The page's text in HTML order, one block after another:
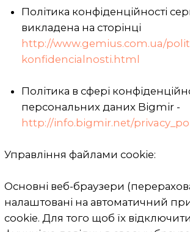
Однак, не дивлячись на всі зусилля,
Компанія не може гарантувати
абсолютну захищеність від будь-яких
загроз, що виникають поза межами
регулювання Компанії.
Компанія забезпечує застосування
всіх відповідних зобов'язань щодо
дотримання конфіденційності, а також
безпеки для запобігання
несанкціонованого або незаконного
інформації та даних, їх випадкової
втрати, знищення або пошкодження.